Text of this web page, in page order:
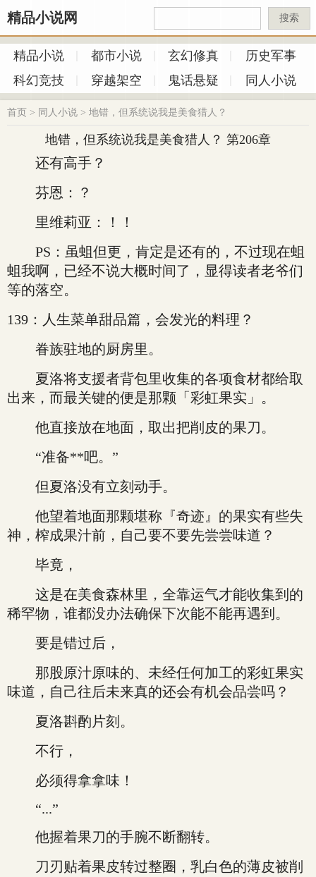
精品小说网 搜索
精品小说 都市小说 玄幻修真
历史军事
科幻竞技
穿越架空 鬼话悬疑 同人小说
首页 > 同人小说 > 地错，但系统说我是美食猎人？
地错，但系统说我是美食猎人？ 第206章
还有高手？
芬恩：？
里维莉亚：！！
PS：虽蛆但更，肯定是还有的，不过现在蛆
蛆我啊，已经不说大概时间了，显得读者老爷们
等的落空。
139：人生菜单甜品篇，会发光的料理？
眷族驻地的厨房里。
夏洛将支援者背包里收集的各项食材都给取
出来，而最关键的便是那颗「彩虹果实」。
他直接放在地面，取出把削皮的果刀。
“准备**吧。”
但夏洛没有立刻动手。
他望着地面那颗堪称『奇迹』的果实有些失
神，榨成果汁前，自己要不要先尝尝味道？
毕竟，
这是在美食森林里，全靠运气才能收集到的
稀罕物，谁都没办法确保下次能不能再遇到。
要是错过后，
那股原汁原味的、未经任何加工的彩虹果实
味道，自己往后未来真的还会有机会品尝吗？
夏洛斟酌片刻。
不行，
必须得拿拿味！
“...”
他握着果刀的手腕不断翻转。
刀刃贴着果皮转过整圈，乳白色的薄皮被削